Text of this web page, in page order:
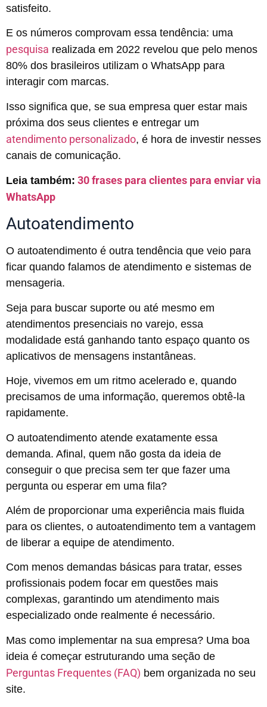
satisfeito.
E os números comprovam essa tendência: uma
pesquisa realizada em 2022 revelou que pelo menos
80% dos brasileiros utilizam o WhatsApp para
interagir com marcas.
Isso significa que, se sua empresa quer estar mais
próxima dos seus clientes e entregar um
atendimento personalizado, é hora de investir nesses
canais de comunicação.
Leia também: 30 frases para clientes para enviar via
WhatsApp
Autoatendimento
O autoatendimento é outra tendência que veio para
ficar quando falamos de atendimento e sistemas de
mensageria.
Seja para buscar suporte ou até mesmo em
atendimentos presenciais no varejo, essa
modalidade está ganhando tanto espaço quanto os
aplicativos de mensagens instantâneas.
Hoje, vivemos em um ritmo acelerado e, quando
precisamos de uma informação, queremos obtê-la
rapidamente.
O autoatendimento atende exatamente essa
demanda. Afinal, quem não gosta da ideia de
conseguir o que precisa sem ter que fazer uma
pergunta ou esperar em uma fila?
Além de proporcionar uma experiência mais fluida
para os clientes, o autoatendimento tem a vantagem
de liberar a equipe de atendimento.
Com menos demandas básicas para tratar, esses
profissionais podem focar em questões mais
complexas, garantindo um atendimento mais
especializado onde realmente é necessário.
Mas como implementar na sua empresa? Uma boa
ideia é começar estruturando uma seção de
Perguntas Frequentes (FAQ) bem organizada no seu
site.